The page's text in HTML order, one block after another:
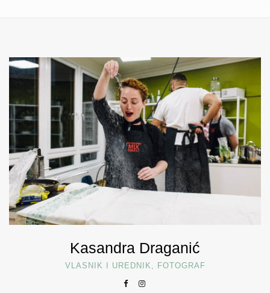
Kasandra Draganić
VLASNIK I UREDNIK, FOTOGRAF